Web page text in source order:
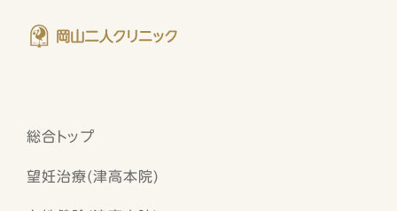
総合トップ
望妊治療(津高本院)